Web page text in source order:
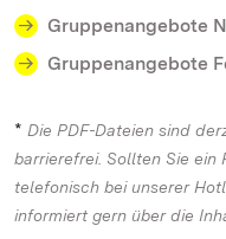
Gruppenangebote
Gruppenangebote
* Die PDF-Dateien sind
barrierefrei. Sollten Sie ein
telefonisch bei unserer
informiert gern über die